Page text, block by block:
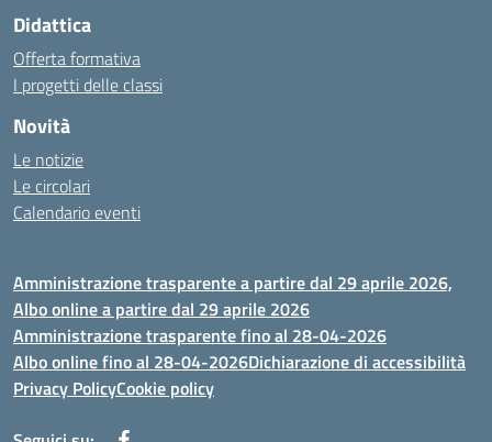
Didattica
Offerta formativa
I progetti delle classi
Novità
Le notizie
Le circolari
Calendario eventi
Amministrazione trasparente a partire dal 29 aprile 2026,
Albo online a partire dal 29 aprile 2026
Amministrazione trasparente fino al 28-04-2026
Albo online fino al 28-04-2026Dichiarazione di accessibilità
Privacy PolicyCookie policy